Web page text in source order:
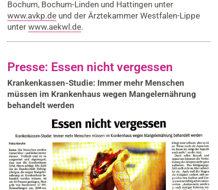
Bochum, Bochum-Linden und Hattingen unter
www.avkp.de und der Ärztekammer Westfalen-Lippe
unter www.aekwl.de.
Presse: Essen nicht vergessen
Krankenkassen-Studie: Immer mehr Menschen
müssen im Krankenhaus wegen Mangelernährung
behandelt werden